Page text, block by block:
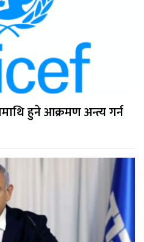
हुने आक्रमण अन्त्य गर्न